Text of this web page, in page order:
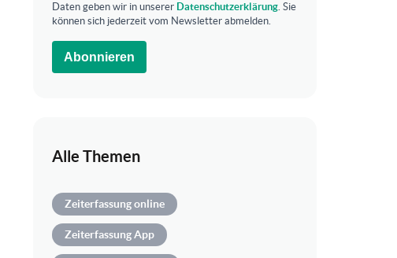
Daten geben wir in unserer Datenschutzerklärung. Sie
können sich jederzeit vom Newsletter abmelden.
Abonnieren
Alle Themen
Zeiterfassung online
Zeiterfassung App